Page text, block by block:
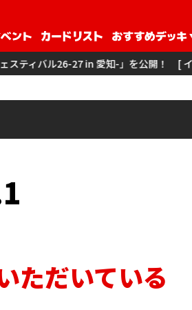
公開！ [ イベント ] 「3on3 -ユニアリ
ただいている